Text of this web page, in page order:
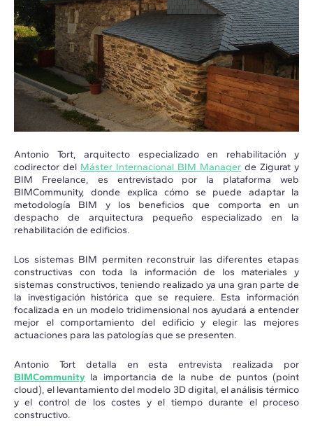
Antonio Tort, arquitecto especializado en rehabilitación y
codirector del Máster Internacional BIM Manager de Zigurat y
BIM Freelance, es entrevistado por la plataforma web
BIMCommunity, donde explica cómo se puede adaptar la
metodología BIM y los beneficios que comporta en un
despacho de arquitectura pequeño especializado en la
rehabilitación de edificios.
Los sistemas BIM permiten reconstruir las diferentes etapas
constructivas con toda la información de los materiales y
sistemas constructivos, teniendo realizado ya una gran parte de
la investigación histórica que se requiere. Esta información
focalizada en un modelo tridimensional nos ayudará a entender
mejor el comportamiento del edificio y elegir las mejores
actuaciones para las patologías que se presenten.
Antonio Tort detalla en esta entrevista realizada por
BIMCommunity la importancia de la nube de puntos (point
cloud), el levantamiento del modelo 3D digital, el análisis térmico
y el control de los costes y el tiempo durante el proceso
constructivo.